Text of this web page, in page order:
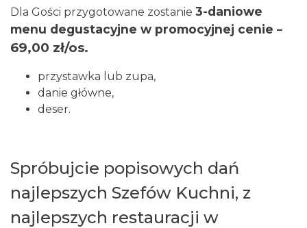
Dla Gości przygotowane zostanie 3-daniowe
menu degustacyjne w promocyjnej cenie –
69,00 zł/os.
przystawka lub zupa,
danie główne,
deser.
Spróbujcie popisowych dań
najlepszych Szefów Kuchni, z
najlepszych restauracji w